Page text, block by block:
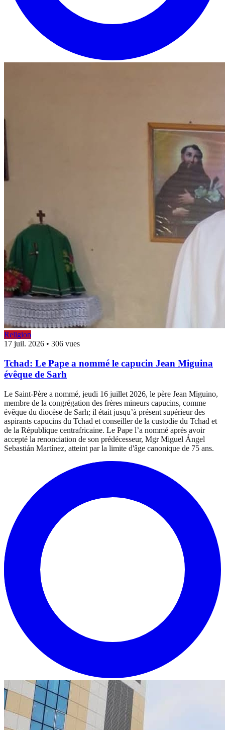
Religion
17 juil. 2026 • 306 vues
Tchad: Le Pape a nommé le capucin Jean Miguina
évêque de Sarh
Le Saint-Père a nommé, jeudi 16 juillet 2026, le père Jean Miguino,
membre de la congrégation des frères mineurs capucins, comme
évêque du diocèse de Sarh; il était jusqu’à présent supérieur des
aspirants capucins du Tchad et conseiller de la custodie du Tchad et
de la République centrafricaine. Le Pape l’a nommé après avoir
accepté la renonciation de son prédécesseur, Mgr Miguel Ángel
Sebastián Martínez, atteint par la limite d'âge canonique de 75 ans.